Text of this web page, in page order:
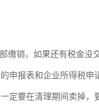
缴销，如果还有税金没
申报表和企业所得税申
定要在清理期间卖掉，